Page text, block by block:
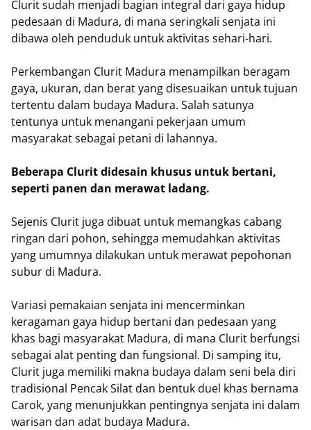
Clurit sudah menjadi bagian integral dari gaya hidup
pedesaan di Madura, di mana seringkali senjata ini
dibawa oleh penduduk untuk aktivitas sehari-hari.
Perkembangan Clurit Madura menampilkan beragam
gaya, ukuran, dan berat yang disesuaikan untuk tujuan
tertentu dalam budaya Madura. Salah satunya
tentunya untuk menangani pekerjaan umum
masyarakat sebagai petani di lahannya.
Beberapa Clurit didesain khusus untuk bertani,
seperti panen dan merawat ladang.
Sejenis Clurit juga dibuat untuk memangkas cabang
ringan dari pohon, sehingga memudahkan aktivitas
yang umumnya dilakukan untuk merawat pepohonan
subur di Madura.
Variasi pemakaian senjata ini mencerminkan
keragaman gaya hidup bertani dan pedesaan yang
khas bagi masyarakat Madura, di mana Clurit berfungsi
sebagai alat penting dan fungsional. Di samping itu,
Clurit juga memiliki makna budaya dalam seni bela diri
tradisional Pencak Silat dan bentuk duel khas bernama
Carok, yang menunjukkan pentingnya senjata ini dalam
warisan dan adat budaya Madura.